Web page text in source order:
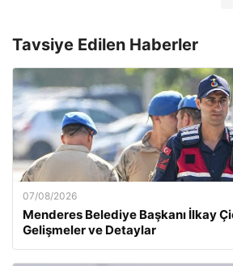
Tavsiye Edilen Haberler
07/08/2026
Menderes Belediye Başkanı İlkay
Gelişmeler ve Detaylar